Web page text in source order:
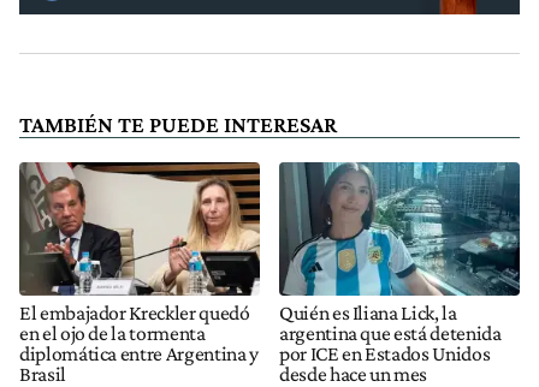
TAMBIÉN TE PUEDE INTERESAR
El embajador Kreckler quedó
en el ojo de la tormenta
diplomática entre Argentina y
Brasil
Quién es Iliana Lick, la
argentina que está detenida
por ICE en Estados Unidos
desde hace un mes